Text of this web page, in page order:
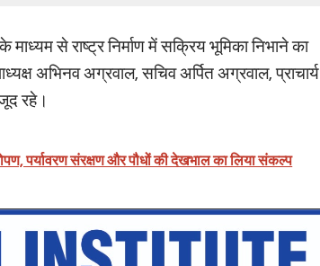
माध्यम से राष्ट्र निर्माण में सक्रिय भूमिका निभाने का
अभिनव अग्रवाल, सचिव अर्पित अग्रवाल, प्राचार्य
रहे।
पर्यावरण संरक्षण और पौधों की देखभाल का लिया संकल्प